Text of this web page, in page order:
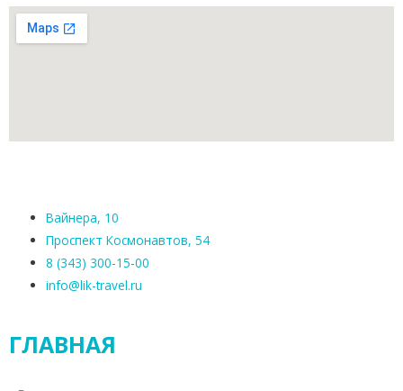
Вайнера, 10
Проспект Космонавтов, 54
8 (343) 300-15-00
info@lik-travel.ru
ГЛАВНАЯ